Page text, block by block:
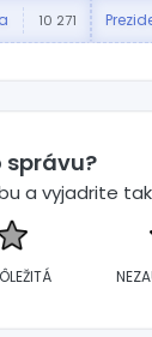
10 271
a vyjadrite